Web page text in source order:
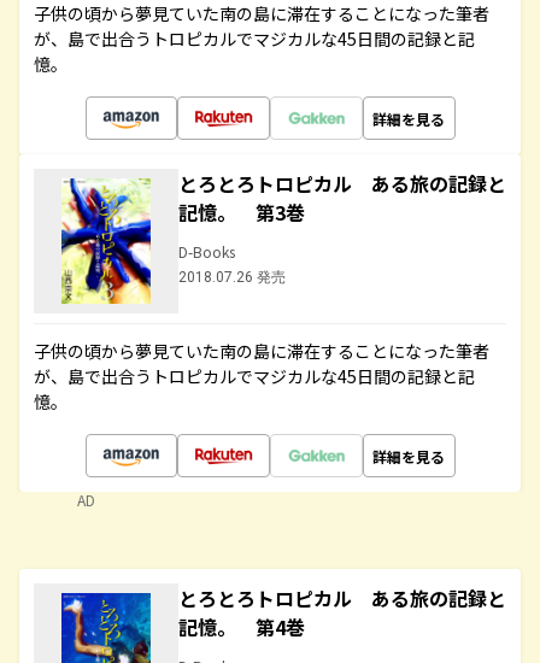
子供の頃から夢見ていた南の島に滞在することになった筆者
が、島で出合うトロピカルでマジカルな45日間の記録と記
憶。
詳細を見る
とろとろトロピカル ある旅の記録と
記憶。 第3巻
D-Books
2018.07.26 発売
子供の頃から夢見ていた南の島に滞在することになった筆者
が、島で出合うトロピカルでマジカルな45日間の記録と記
憶。
詳細を見る
AD
とろとろトロピカル ある旅の記録と
記憶。 第4巻